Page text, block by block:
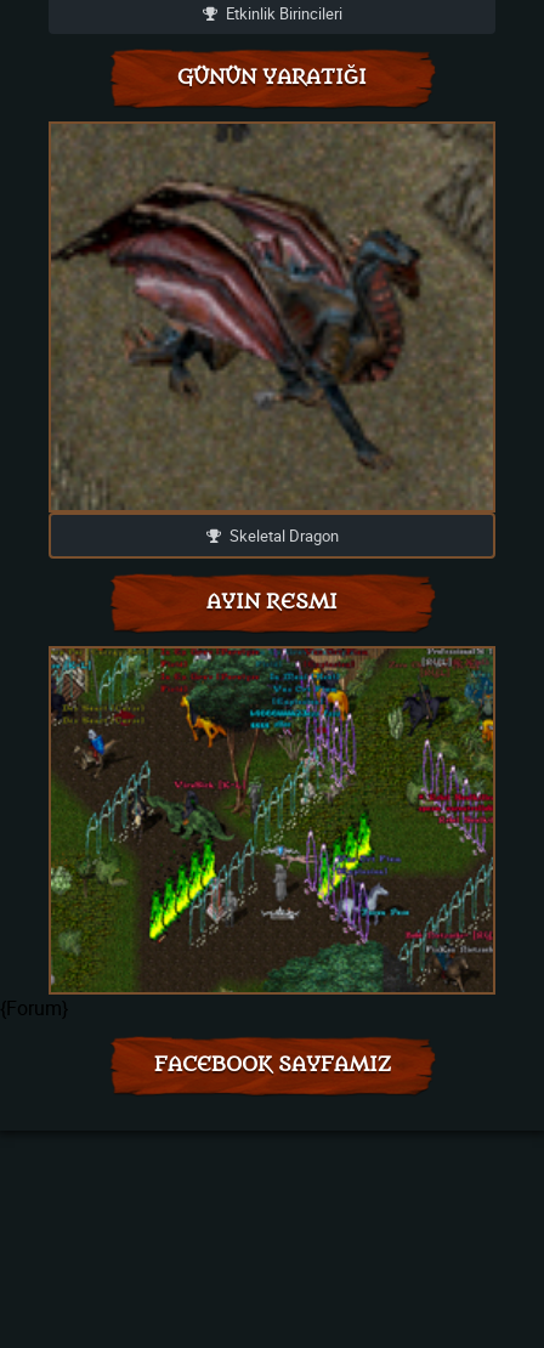
Etkinlik Birincileri
GÜNÜN YARATIĞI
Skeletal Dragon
AYIN RESMI
{Forum}
FACEBOOK SAYFAMIZ